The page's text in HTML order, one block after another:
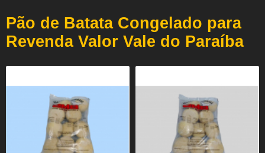
Pão de Batata Congelado para
Revenda Valor Vale do Paraíba